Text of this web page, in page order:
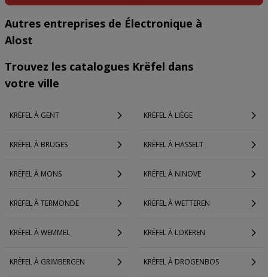
Autres entreprises de Électronique à
Alost
Trouvez les catalogues Krëfel dans
votre ville
KRËFEL À GENT KRËFEL À LIÈGE
KRËFEL À BRUGES KRËFEL À HASSELT
KRËFEL À MONS KRËFEL À NINOVE
KRËFEL À TERMONDE KRËFEL À WETTEREN
KRËFEL À WEMMEL KRËFEL À LOKEREN
KRËFEL À GRIMBERGEN KRËFEL À DROGENBOS